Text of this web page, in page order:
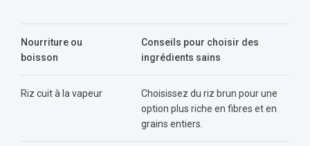
Nourriture ou
boisson
Conseils pour choisir des
ingrédients sains
Riz cuit à la vapeur
Choisissez du riz brun pour une
option plus riche en fibres et en
grains entiers.